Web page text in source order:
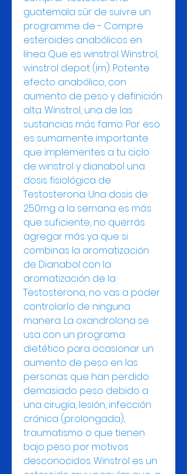
guatemala sûr de suivre un
programme de - Compre
esteroides anabólicos en
línea Que es winstrol Winstrol,
winstrol depot (im). Potente
efecto anabólico, con
aumento de peso y definición
alta. Winstrol, una de las
sustancias más famo. Por eso
es sumamente importante
que implementes a tu ciclo
de winstrol y dianabol una
dosis fisiológica de
Testosterona. Una dosis de
250mg a la semana es más
que suficiente, no querrás
agregar más ya que si
combinas la aromatización
de Dianabol con la
aromatización de la
Testosterona, no vas a poder
controlarlo de ninguna
manera. La oxandrolona se
usa con un programa
dietético para ocasionar un
aumento de peso en las
personas que han perdido
demasiado peso debido a
una cirugía, lesión, infección
crónica (prolongada),
traumatismo o que tienen
bajo peso por motivos
desconocidos. Winstrol es un